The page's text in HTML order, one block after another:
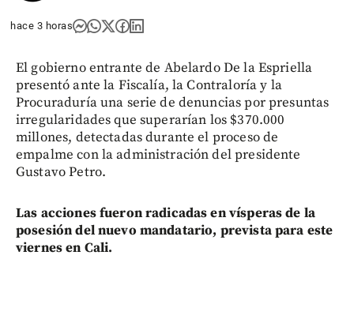
hace 3 horas
El gobierno entrante de Abelardo De la Espriella
presentó ante la Fiscalía, la Contraloría y la
Procuraduría una serie de denuncias por presuntas
irregularidades que superarían los $370.000
millones, detectadas durante el proceso de
empalme con la administración del presidente
Gustavo Petro.
Las acciones fueron radicadas en vísperas de la
posesión del nuevo mandatario, prevista para este
viernes en Cali.